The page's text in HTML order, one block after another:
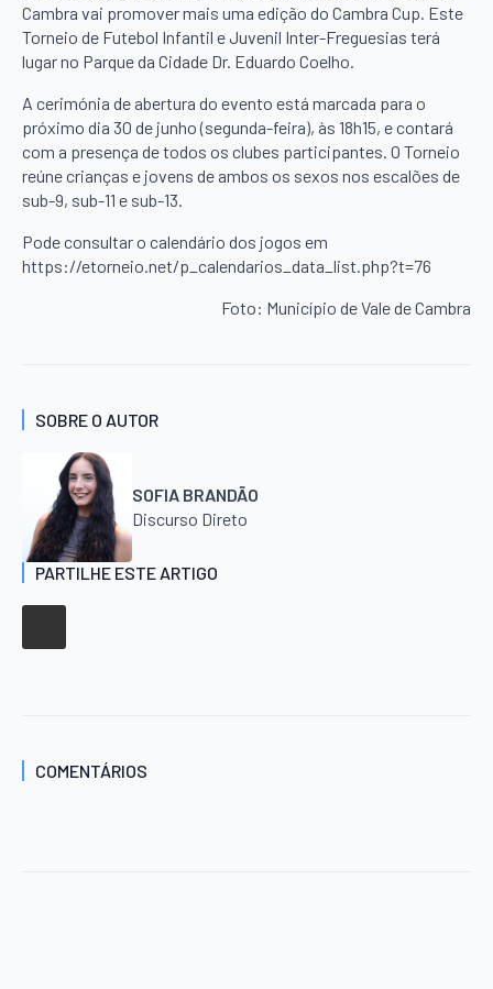
Cambra vai promover mais uma edição do Cambra Cup. Este
Torneio de Futebol Infantil e Juvenil Inter-Freguesias terá
lugar no Parque da Cidade Dr. Eduardo Coelho.
A cerimónia de abertura do evento está marcada para o
próximo dia 30 de junho (segunda-feira), às 18h15, e contará
com a presença de todos os clubes participantes. O Torneio
reúne crianças e jovens de ambos os sexos nos escalões de
sub-9, sub-11 e sub-13.
Pode consultar o calendário dos jogos em
https://etorneio.net/p_calendarios_data_list.php?t=76
Foto: Município de Vale de Cambra
SOBRE O AUTOR
SOFIA BRANDÃO
Discurso Direto
PARTILHE ESTE ARTIGO
COMENTÁRIOS